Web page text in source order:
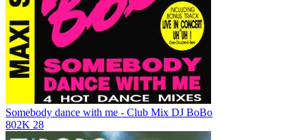
Somebody dance with me - Club Mix DJ BoBo
802K 28